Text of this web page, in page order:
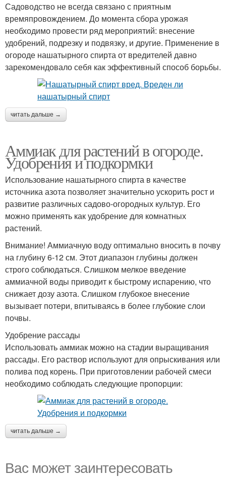
Садоводство не всегда связано с приятным
времяпровождением. До момента сбора урожая
необходимо провести ряд мероприятий: внесение
удобрений, подрезку и подвязку, и другие. Применение в
огороде нашатырного спирта от вредителей давно
зарекомендовало себя как эффективный способ борьбы.
читать дальше →
Аммиак для растений в огороде.
Удобрения и подкормки
Использование нашатырного спирта в качестве
источника азота позволяет значительно ускорить рост и
развитие различных садово-огородных культур. Его
можно применять как удобрение для комнатных
растений.
Внимание! Аммиачную воду оптимально вносить в почву
на глубину 6-12 см. Этот диапазон глубины должен
строго соблюдаться. Слишком мелкое введение
аммиачной воды приводит к быстрому испарению, что
снижает дозу азота. Слишком глубокое внесение
вызывает потери, впитываясь в более глубокие слои
почвы.
Удобрение рассады
Использовать аммиак можно на стадии выращивания
рассады. Его раствор используют для опрыскивания или
полива под корень. При приготовлении рабочей смеси
необходимо соблюдать следующие пропорции:
читать дальше →
Вас может заинтересовать